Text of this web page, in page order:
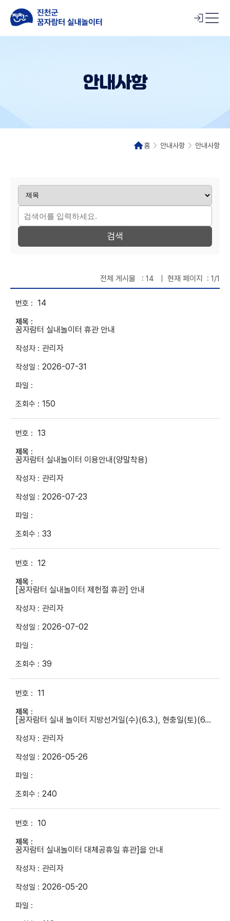
안내사항
홈 안내사항 안내사항
검색
전체 게시물 : 14 ｜ 현재 페이지 : 1/1
14
꿈자람터 실내놀이터 휴관 안내
관리자
2026-07-31
150
13
꿈자람터 실내놀이터 이용안내(양말착용)
관리자
2026-07-23
33
12
[꿈자람터 실내놀이터 제헌절 휴관] 안내
관리자
2026-07-02
39
11
[꿈자람터 실내 놀이터 지방선거일(수)(6.3.), 현충일(토)(6...
관리자
2026-05-26
240
10
꿈자람터 실내놀이터 대체공휴일 휴관]을 안내
관리자
2026-05-20